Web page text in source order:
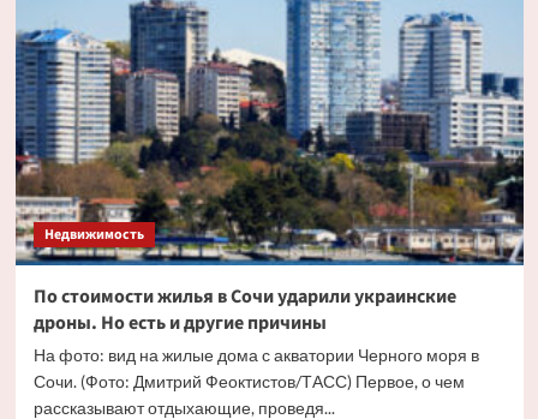
типа
жилья
в
Москве
впервые
перевалила
за
триллион
рублей
Недвижимость
По стоимости жилья в Сочи ударили украинские
дроны. Но есть и другие причины
На фото: вид на жилые дома с акватории Черного моря в
Сочи. (Фото: Дмитрий Феоктистов/ТАСС) Первое, о чем
рассказывают отдыхающие, проведя...